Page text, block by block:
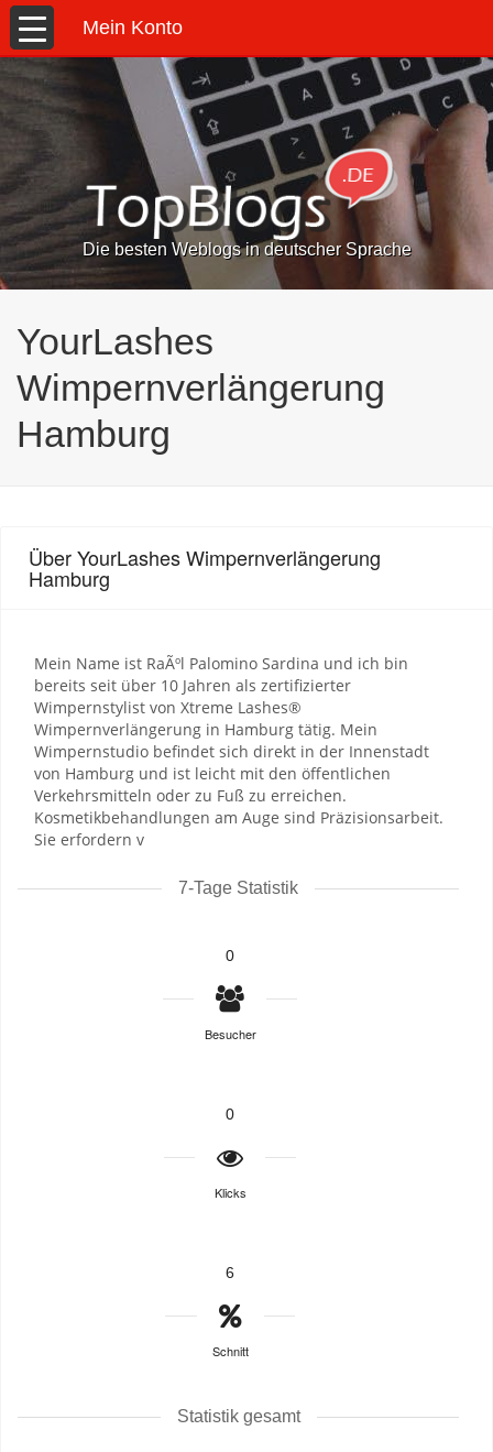
Mein Konto
Die besten Weblogs in deutscher Sprache
YourLashes
Wimpernverlängerung
Hamburg
Über YourLashes Wimpernverlängerung
Hamburg
Mein Name ist RaÃºl Palomino Sardina und ich bin
bereits seit über 10 Jahren als zertifizierter
Wimpernstylist von Xtreme Lashes®
Wimpernverlängerung in Hamburg tätig. Mein
Wimpernstudio befindet sich direkt in der Innenstadt
von Hamburg und ist leicht mit den öffentlichen
Verkehrsmitteln oder zu Fuß zu erreichen.
Kosmetikbehandlungen am Auge sind Präzisionsarbeit.
Sie erfordern v
7-Tage Statistik
0
Besucher
0
Klicks
6
Schnitt
Statistik gesamt